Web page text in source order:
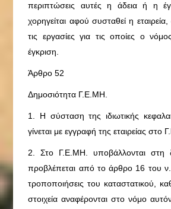
περιπτώσεις αυτές η άδεια ή η
χορηγείται αφού συσταθεί η
τις εργασίες για τις οποίες ο
έγκριση.
Άρθρο 52
Δημοσιότητα Γ.Ε.ΜΗ.
1. Η σύσταση της ιδιωτικής
γίνεται με εγγραφή της εταιρείας στο
2. Στο Γ.Ε.ΜΗ. υποβάλλονται στη
προβλέπεται από το άρθρο 16 του
τροποποιήσεις του καταστατικού,
στοιχεία αναφέρονται στο νόμο